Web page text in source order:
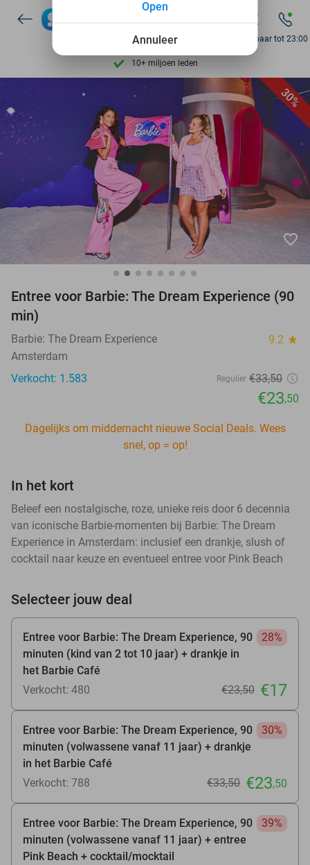
7 dagen per week beschikbaar
10+ miljoen leden
9,4 op basis van
7 dagen per week beschikbaar
10+ miljoen leden
Bereikbaar tot 23:00
30%
favorite_border
Entree voor Barbie: The Dream Experience (90
min)
Barbie: The Dream Experience 9.2 star
Amsterdam
Verkocht: 1.583
Regulier €33,50
€23,50
Dagelijks om middernacht nieuwe Social Deals. Wees
snel, op = op!
In het kort
Beleef een nostalgische, roze, unieke reis door 6 decennia
van iconische Barbie-momenten bij Barbie: The Dream
Experience in Amsterdam: inclusief een drankje, slush of
cocktail naar keuze en eventueel entree voor Pink Beach
Selecteer jouw deal
Entree voor Barbie: The Dream Experience, 90
minuten (kind van 2 tot 10 jaar) + drankje in
het Barbie Café
28%
Verkocht: 480 €23,50 €17
Entree voor Barbie: The Dream Experience, 90
minuten (volwassene vanaf 11 jaar) + drankje
in het Barbie Café
30%
Verkocht: 788 €33,50 €23,50
Entree voor Barbie: The Dream Experience, 90
minuten (volwassene vanaf 11 jaar) + entree
Pink Beach + cocktail/mocktail
39%
Annuleer
Open